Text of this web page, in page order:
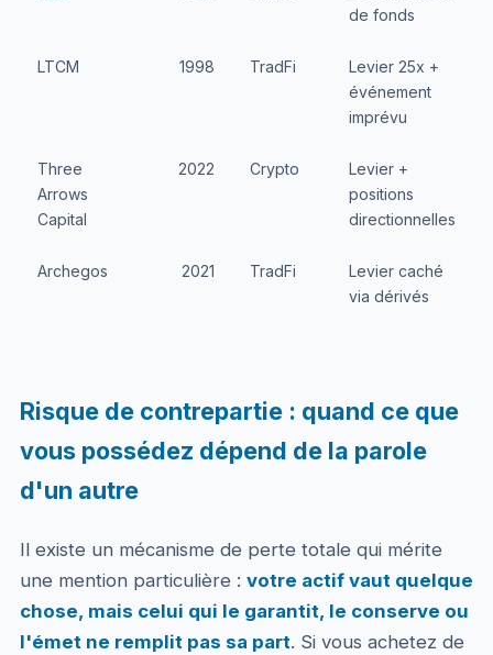
de fonds
LTCM 1998 TradFi
Levier 25x +
événement
imprévu
Three
Arrows
Capital
2022 Crypto
Levier +
positions
directionnelles
Archegos 2021 TradFi
Levier caché
via dérivés
Risque de contrepartie : quand ce que
vous possédez dépend de la parole
d'un autre
Il existe un mécanisme de perte totale qui mérite
une mention particulière : votre actif vaut quelque
chose, mais celui qui le garantit, le conserve ou
l'émet ne remplit pas sa part. Si vous achetez de